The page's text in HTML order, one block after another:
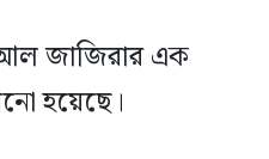
জাজিরার এক
হয়েছে।